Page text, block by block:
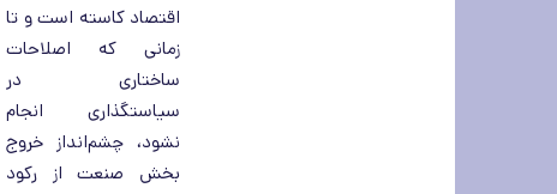
اقتصاد کاسته است و تا
زمانی که اصلاحات
ساختاری در
سیاستگذاری انجام
نشود، چشم‌انداز خروج
بخش صنعت از رکود